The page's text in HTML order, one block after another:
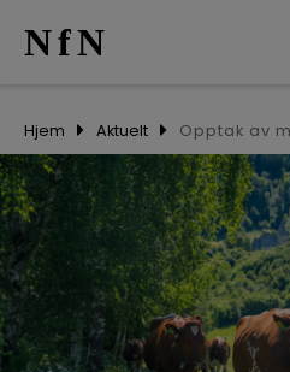
NfN
Hjem Aktuelt Opptak av